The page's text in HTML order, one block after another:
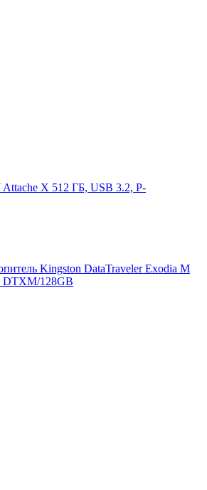
X 512 ГБ, USB 3.2, P-